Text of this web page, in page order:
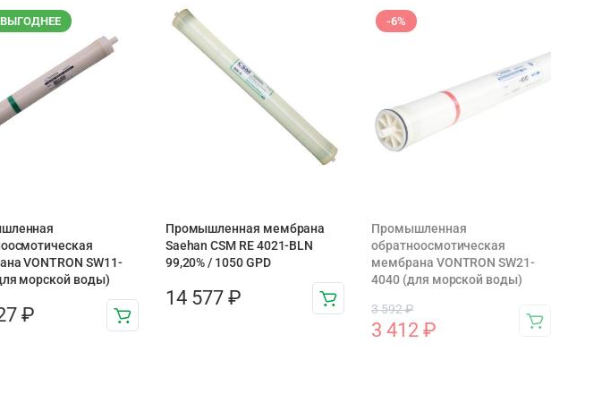
VONTRON SW11-
морской воды)
₽
Промышленная мембрана
Saehan CSM RE 4021-BLN
99,20% / 1050 GPD
14 577 ₽
-6%
Промышленная
обратноосмотическая
мембрана VONTRON SW21-
4040 (для морской воды)
3 592₽
3 412₽